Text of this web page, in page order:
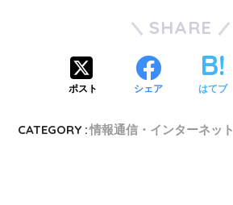
SHARE
ポスト シェア はてブ
CATEGORY :情報通信・インターネット